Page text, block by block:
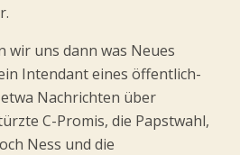
wir uns dann was Neues
Intendant eines öffentlich-
Nachrichten über
C-Promis, die Papstwahl,
Ness und die